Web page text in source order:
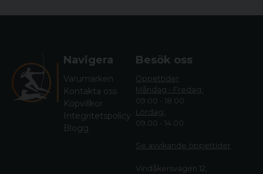
Navigera
Varumärken
Kontakta oss
Köpvillkor
Integritetspolicy
Blogg
Besök oss
Öppettider
Måndag - Fredag:
09.00 - 18.00
Lördag:
09.00 - 14.00
Se avvikande öppettider
Vindåkersvägen 12,